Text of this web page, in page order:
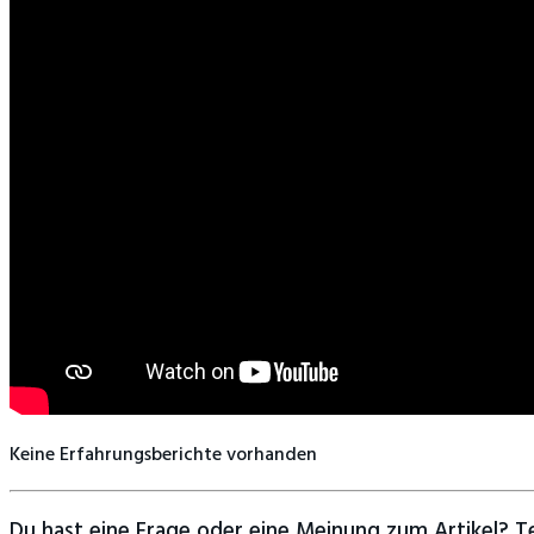
Keine Erfahrungsberichte vorhanden